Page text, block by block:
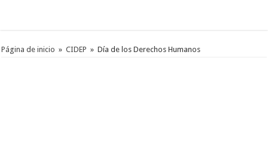
Página de inicio » CIDEP » Día de los Derechos Humanos